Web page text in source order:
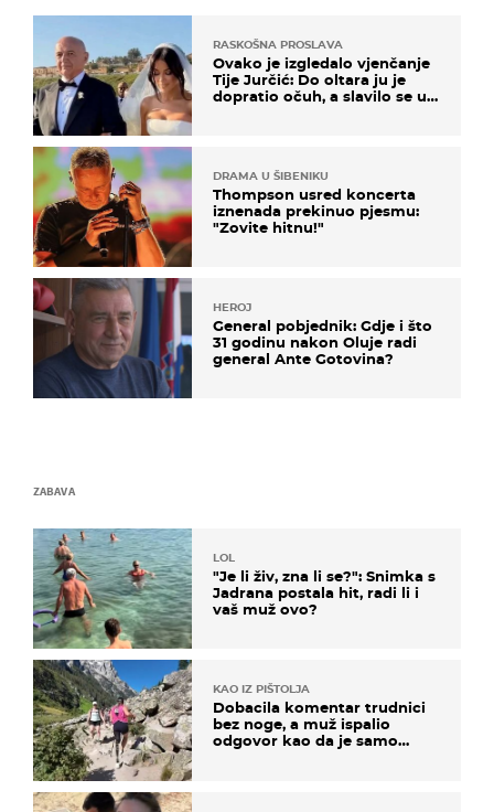
RASKOŠNA PROSLAVA
Ovako je izgledalo vjenčanje
Tije Jurčić: Do oltara ju je
dopratio očuh, a slavilo se uz
DRAMA U ŠIBENIKU
Thompson usred koncerta
iznenada prekinuo pjesmu:
"Zovite hitnu!"
HEROJ
General pobjednik: Gdje i što
31 godinu nakon Oluje radi
general Ante Gotovina?
ZABAVA
LOL
"Je li živ, zna li se?": Snimka s
Jadrana postala hit, radi li i
vaš muž ovo?
KAO IZ PIŠTOLJA
Dobacila komentar trudnici
bez noge, a muž ispalio
odgovor kao da je samo